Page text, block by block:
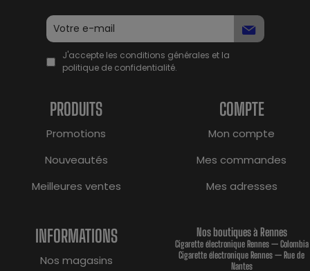
J'accepte les conditions générales et la
politique de confidentialité.
PRODUITS
Promotions
Nouveautés
Meilleures ventes
COMPTE
Mon compte
Mes commandes
Mes adresses
INFORMATIONS
Nos magasins
Nos boutiques à Rennes
Cigarette électronique Rennes — Colombia
Cigarette électronique Rennes — Rue de
Nantes